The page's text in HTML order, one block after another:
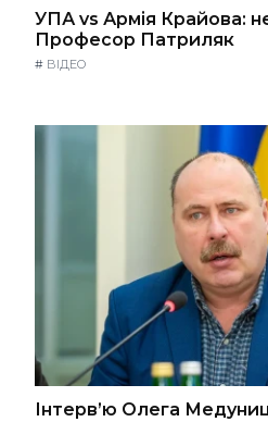
УПА vs Армія Крайова:
Професор Патриляк
# ВІДЕО
Інтерв’ю Олега